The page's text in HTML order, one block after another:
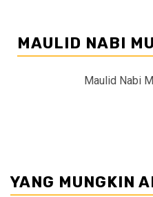
MAULID NABI
Maulid Nabi
YANG MUNGKIN